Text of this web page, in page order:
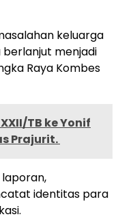
keluarga
menjadi
Raya Kombes
TB ke Yonif
Prajurit.
identitas para